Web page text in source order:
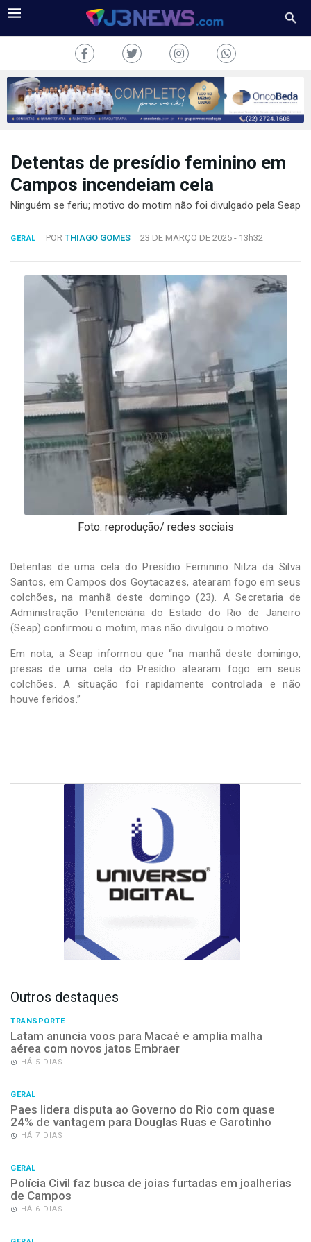
J3NEWS
COLUNAS
CONOSCO
Copyright
Sistemas
Detentas de presídio feminino em
Campos incendeiam cela
Ninguém se feriu; motivo do motim não foi divulgado pela Seap
GERAL POR THIAGO GOMES 23 DE MARÇO DE 2025 - 13h32
Foto: reprodução/ redes sociais
Detentas de uma cela do Presídio Feminino Nilza da Silva
Santos, em Campos dos Goytacazes, atearam fogo em seus
colchões, na manhã deste domingo (23). A Secretaria de
Administração Penitenciária do Estado do Rio de Janeiro
(Seap) confirmou o motim, mas não divulgou o motivo.
Em nota, a Seap informou que “na manhã deste domingo,
presas de uma cela do Presídio atearam fogo em seus
colchões. A situação foi rapidamente controlada e não
houve feridos.”
Outros destaques
TRANSPORTE
Latam anuncia voos para Macaé e amplia malha
aérea com novos jatos Embraer
HÁ 5 DIAS
GERAL
Paes lidera disputa ao Governo do Rio com quase
24% de vantagem para Douglas Ruas e Garotinho
HÁ 7 DIAS
GERAL
Polícia Civil faz busca de joias furtadas em joalherias
de Campos
HÁ 6 DIAS